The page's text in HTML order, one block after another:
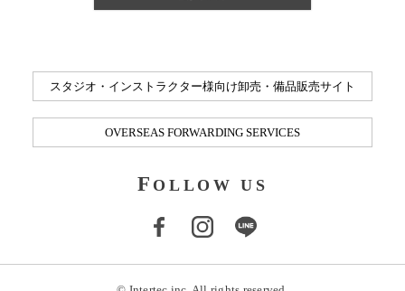
スタジオ・インストラクター様向け卸売・備品販売サイト
OVERSEAS FORWARDING SERVICES
F OLLOW US